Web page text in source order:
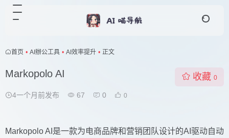
首页 • AI辦公工具 • AI效率提升 • 正文
Markopolo AI
4一个月前发布 67 0 0
收藏 0
Markopolo AI是一款为电商品牌和营销团队设计的AI驱动自动